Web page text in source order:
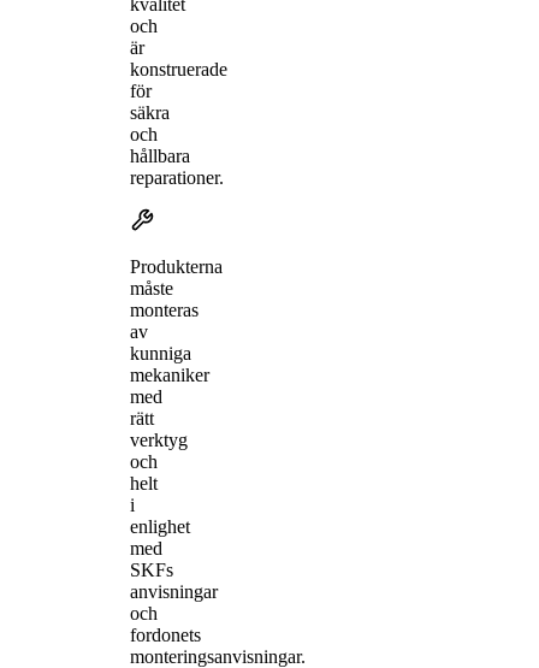
och
är
konstruerade
för
säkra
och
hållbara
reparationer.
Produkterna
måste
monteras
av
kunniga
mekaniker
med
rätt
verktyg
och
helt
i
enlighet
med
SKFs
anvisningar
och
fordonets
monteringsanvisningar.